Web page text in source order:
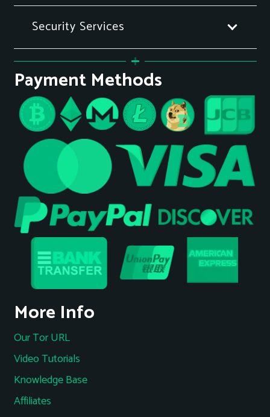
Security Services
Payment Methods
More Info
Our Tor URL
Video Tutorials
Knowledge Base
Affiliates